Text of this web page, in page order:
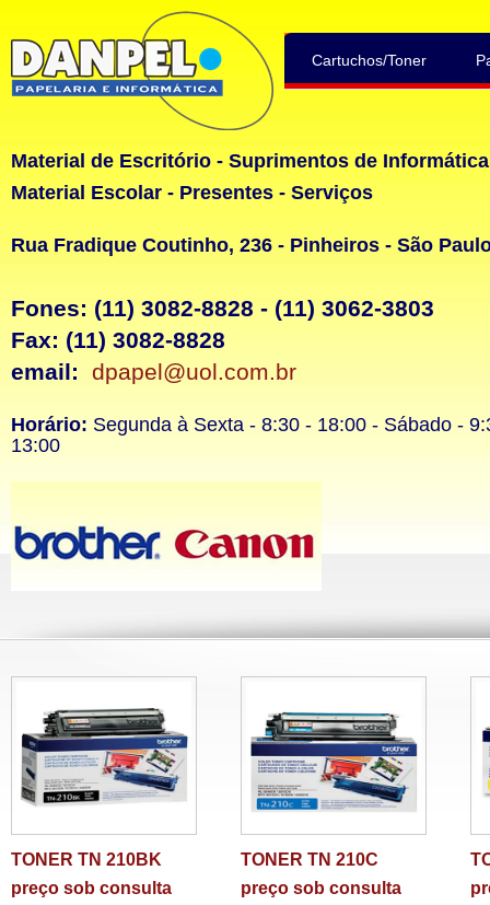
Cartuchos/Toner
Material de Escritório - Suprimentos de Informática
Material Escolar - Presentes - Serviços
Rua Fradique Coutinho, 236 - Pinheiros - São
Fones: (11) 3082-8828 - (11) 3062-3803
Fax: (11) 3082-8828
email: dpapel@uol.com.br
Horário: Segunda à Sexta - 8:30 - 18:00 - Sábado -
13:00
TONER TN 210BK
preço sob consulta
TONER TN 210C
preço sob consulta